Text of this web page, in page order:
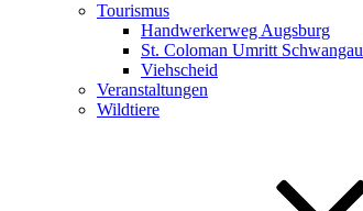
Tourismus
Handwerkerweg Augsburg
St. Coloman Umritt Schwangau
Viehscheid
Veranstaltungen
Wildtiere